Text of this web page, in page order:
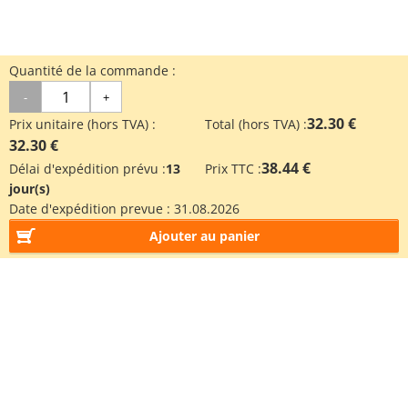
Quantité de la commande :
- +
Prix unitaire (hors TVA) :
32.30 €
Total (hors TVA) :32.30 €
Délai d'expédition prévu :13
jour(s)
Prix TTC :38.44 €
Date d'expédition prevue : 31.08.2026
Ajouter au panier